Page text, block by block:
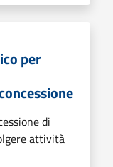
per
di
attività